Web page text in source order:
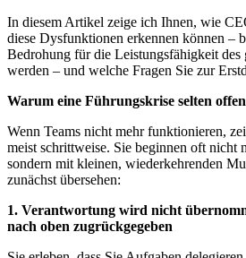
In diesem Artikel zeige ich Ihnen, wie
diese Dysfunktionen erkennen können –
Bedrohung für die Leistungsfähigkeit des
werden – und welche Fragen Sie zur
Warum eine Führungskrise selten
Wenn Teams nicht mehr funktionieren,
meist schrittweise. Sie beginnen oft nicht
sondern mit kleinen, wiederkehrenden
zunächst übersehen:
1. Verantwortung wird nicht
nach oben zugrückgegeben